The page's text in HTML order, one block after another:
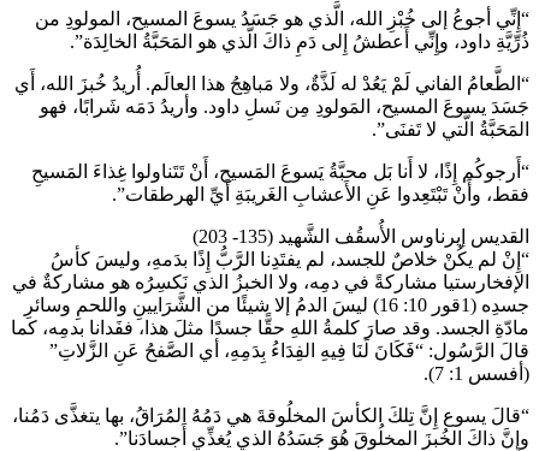
“إِنِّي أجوعُ إلى خُبْزِ الله، الَّذي هو جَسَدُ يسوعَ المسيح، المولودِ من
ذُرِّيَّةِ داود، وإِنِّي أَعطشُ إِلى دَمِ ذاكَ الَّذي هو المَحَبَّةُ الخالِدَة”.
“الطَّعامُ الفاني لَمْ يَعُدْ له لَذَّةٌ، ولا مَباهِجُ هذا العالَم. أُريدُ خُبزَ الله، أَي
جَسَدَ يسوعَ المسيح، المَولودِ مِن نَسلِ داود. وأريدُ دَمَه شَرابًا، فهو
المَحَبَّةُ الَّتي لا تَفنَى”.
“أَرجوكُم إِذًا، لا أَنا بَل محبَّةُ يَسوعَ المَسيح، أَنْ تَتَناولوا غِذاءَ المَسيحِ
فقط، وأَنْ تَبْتَعِدوا عَنِ الأَعشابِ الغَريبَةِ أَيِّ الهرطقات”.
القديس إيرناوس الأُسقُف الشَّهيد (135- 203)
“إِنْ لم يكُنْ خلاصٌ للجسد، لم يفتَدِنا الرَّبُّ إِذًا بدَمهِ، وليسَ كأسُ
الإفخارستيا مشاركةً في دمِه، ولا الخبزُ الذي نَكسِرُه هو مشاركةٌ في
جسدِه (1قور 10: 16) ليسَ الدمُ إلا شيئًا من الشَّرَايينِ واللحمِ وسائرِ
مادّةِ الجسد. وقد صارَ كلمةُ اللهِ حقًّا جسدًا مثلَ هذا، ففَدانا بدمِه، كما
قالَ الرَّسُول: “فَكَانَ لَنَا فِيهِ الفِدَاءُ بِدَمِهِ، أي الصَّفحُ عَنِ الزَّلاتِ”
(أفسس 1: 7).
“قالَ يسوع إِنَّ تِلكَ الكأسَ المخلُوقةَ هي دَمُهُ المُرَاقُ، بها يتغذَّى دَمُنا،
وإِنَّ ذاكَ الخُبزَ المخلُوقَ هُوَ جَسَدُهُ الذي يُغذِّي أَجسادَنا”.